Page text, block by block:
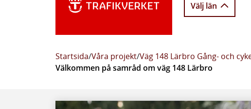
Välj län
Startsida/Våra projekt/Väg 148 Lärbro Gång- och
Välkommen på samråd om väg 148 Lärbro